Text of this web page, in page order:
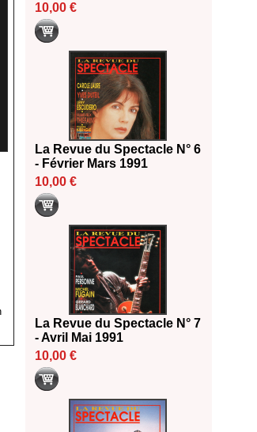
10,00 €
La Revue du Spectacle N° 6
- Février Mars 1991
10,00 €
La Revue du Spectacle N° 7
- Avril Mai 1991
10,00 €